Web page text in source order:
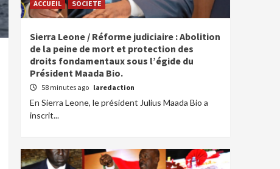
ACCUEIL SOCIETE
Sierra Leone / Réforme judiciaire : Abolition
de la peine de mort et protection des
droits fondamentaux sous l’égide du
Président Maada Bio.
58 minutes ago laredaction
En Sierra Leone, le président Julius Maada Bio a
inscrit...